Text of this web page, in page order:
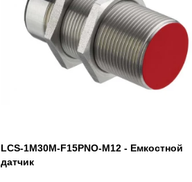
LCS-1M30M-F15PNO-M12 - Емкостной
датчик